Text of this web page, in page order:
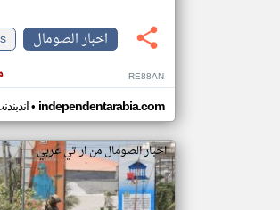
اخبار الصومال
RE88AN
• independentarabia.com
اخبار الصومال من ار تي عربي